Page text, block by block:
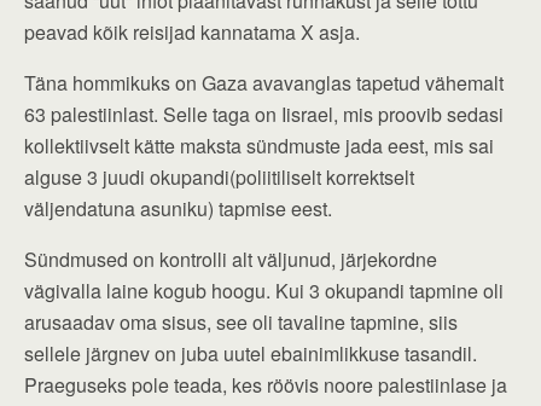
peavad kõik reisijad kannatama X asja.
Täna hommikuks on Gaza avavanglas tapetud vähemalt
63 palestiinlast. Selle taga on Iisrael, mis proovib sedasi
kollektiivselt kätte maksta sündmuste jada eest, mis sai
alguse 3 juudi okupandi(poliitiliselt korrektselt
väljendatuna asuniku) tapmise eest.
Sündmused on kontrolli alt väljunud, järjekordne
vägivalla laine kogub hoogu. Kui 3 okupandi tapmine oli
arusaadav oma sisus, see oli tavaline tapmine, siis
sellele järgnev on juba uutel ebainimlikkuse tasandil.
Praeguseks pole teada, kes röövis noore palestiinlase ja